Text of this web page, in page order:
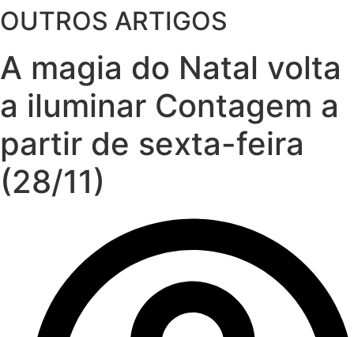
OUTROS ARTIGOS
A magia do Natal volta
a iluminar Contagem a
partir de sexta-feira
(28/11)